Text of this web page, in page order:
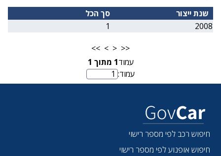
שנת ייצור
סך הכל
2008
1
<<
<
>
>>
עמוד1 מתוך 1
מספר עמוד
עמוד:
חיפוש רכב לפי מספר רישוי
חיפוש אופנוע לפי מספר רישוי